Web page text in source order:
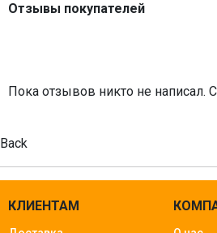
Отзывы покупателей
Пока отзывов никто не написал.
Back
КЛИЕНТАМ